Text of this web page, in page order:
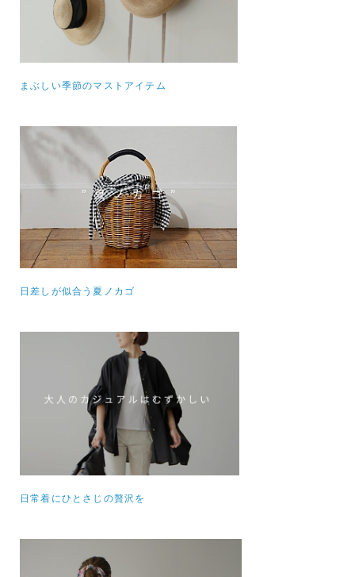
まぶしい季節のマストアイテム
日差しが似合う夏ノカゴ
日常着にひとさじの贅沢を